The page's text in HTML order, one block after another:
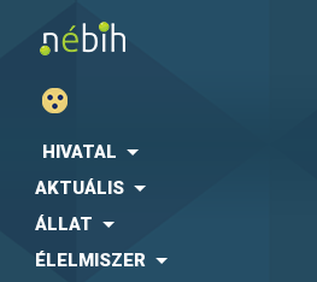
HIVATAL
AKTUÁLIS
ÁLLAT
ÉLELMISZER